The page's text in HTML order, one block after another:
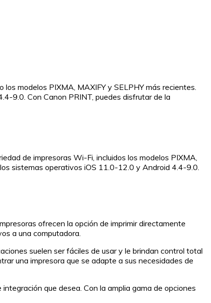
modelos PIXMA, MAXIFY y SELPHY más recientes.
9.0. Con Canon PRINT, puedes disfrutar de la
de impresoras Wi-Fi, incluidos los modelos PIXMA,
sistemas operativos iOS 11.0-12.0 y Android 4.4-9.0.
ofrecen la opción de imprimir directamente
a una computadora.
suelen ser fáciles de usar y le brindan control total
una impresora que se adapte a sus necesidades de
que desea. Con la amplia gama de opciones